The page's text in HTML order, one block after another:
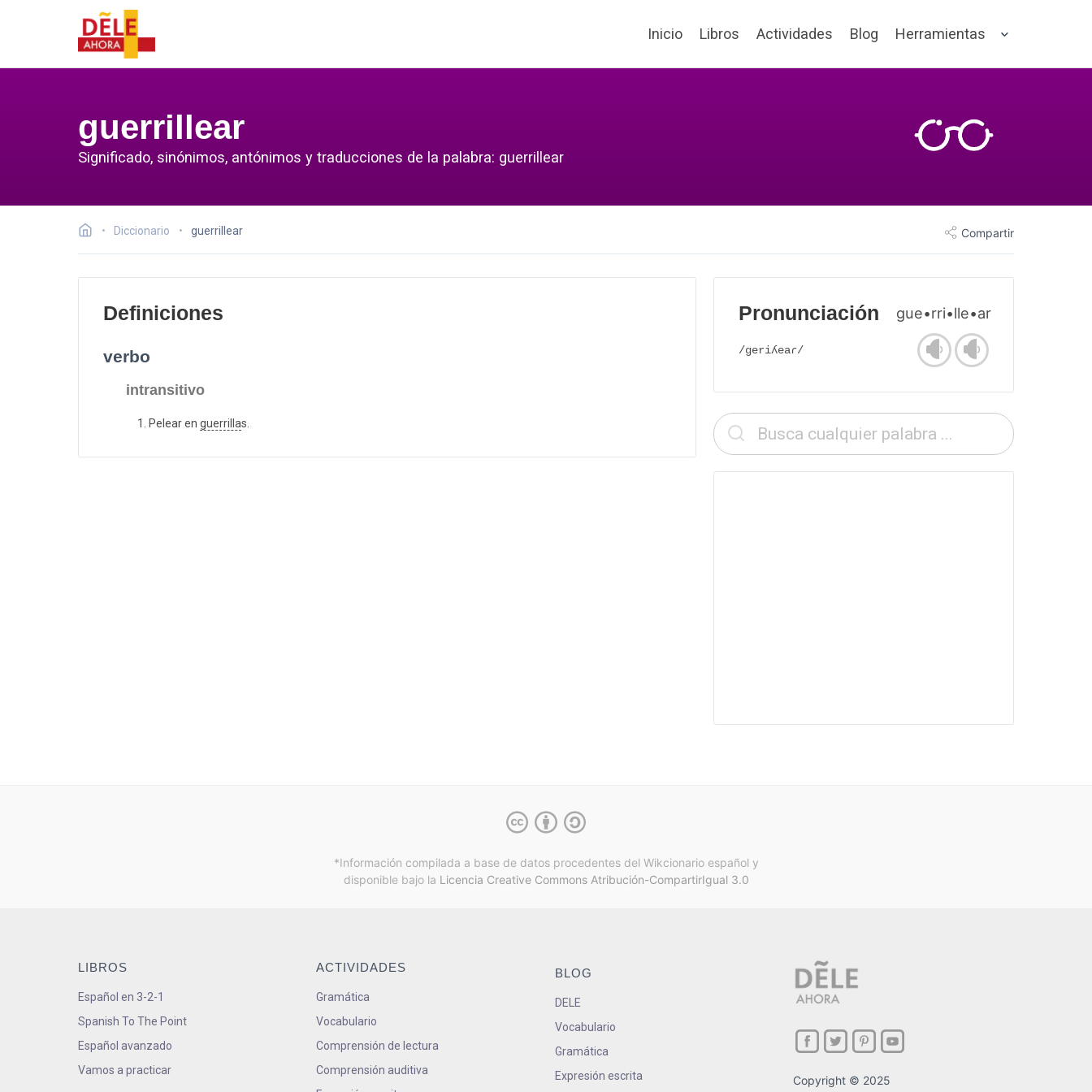
Inicio Libros Actividades Blog Herramientas
guerrillear
Significado, sinónimos, antónimos y traducciones de la palabra: guerrillear
Diccionario guerrillear Compartir
Definiciones
verbo
intransitivo
Pelear en guerrillas.
Pronunciación gue•rri•lle•ar
/geriʎeaɾ/
*Información compilada a base de datos procedentes del Wikcionario español y
disponible bajo la Licencia Creative Commons Atribución-CompartirIgual 3.0
LIBROS
Español en 3-2-1
Spanish To The Point
Español avanzado
Vamos a practicar
ACTIVIDADES
Gramática
Vocabulario
Comprensión de lectura
Comprensión auditiva
BLOG
DELE
Vocabulario
Gramática
Expresión escrita
Copyright © 2025